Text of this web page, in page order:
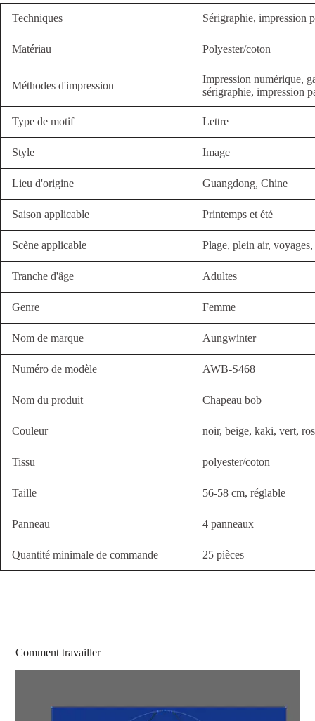
Techniques Sérigraphie, impression
Matériau Polyester/coton
Méthodes d'impression
Impression numérique,
sérigraphie, impression
Type de motif Lettre
Style Image
Lieu d'origine Guangdong, Chine
Saison applicable Printemps et été
Scène applicable Plage, plein air,
Tranche d'âge Adultes
Genre Femme
Nom de marque Aungwinter
Numéro de modèle AWB-S468
Nom du produit Chapeau bob
Couleur noir, beige, kaki, vert,
Tissu polyester/coton
Taille 56-58 cm, réglable
Panneau 4 panneaux
Quantité minimale de commande 25 pièces
Comment travailler